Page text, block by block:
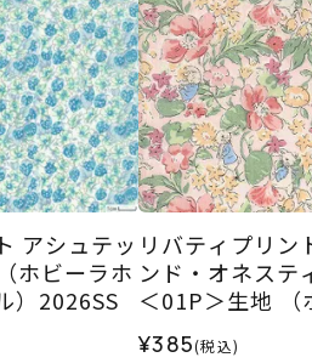
アシュテッ
ホビーラホ
）2026SS
リバティプリン
ンド・オネステ
＜01P＞生地 （
¥385(税込)